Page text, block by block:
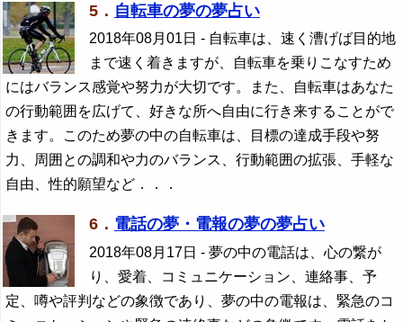
5． 自転車の夢の夢占い
2018年08月01日 - 自転車は、速く漕げば目的地
まで速く着きますが、自転車を乗りこなすため
にはバランス感覚や努力が大切です。また、自転車はあなた
の行動範囲を広げて、好きな所へ自由に行き来することがで
きます。このため夢の中の自転車は、目標の達成手段や努
力、周囲との調和や力のバランス、行動範囲の拡張、手軽な
自由、性的願望など．．．
6． 電話の夢・電報の夢の夢占い
2018年08月17日 - 夢の中の電話は、心の繋が
り、愛着、コミュニケーション、連絡事、予
定、噂や評判などの象徴であり、夢の中の電報は、緊急のコ